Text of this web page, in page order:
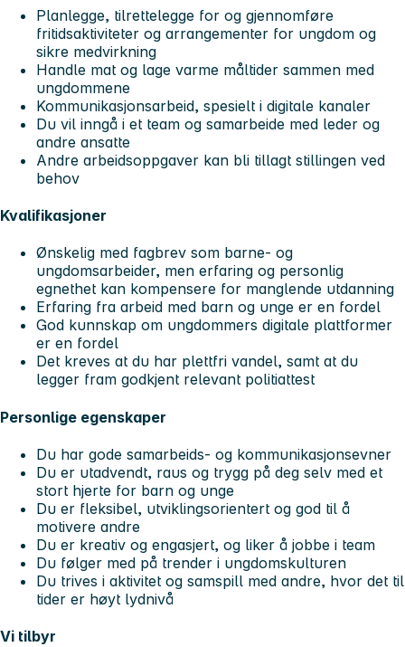
Planlegge, tilrettelegge for og gjennomføre
fritidsaktiviteter og arrangementer for ungdom og
sikre medvirkning
Handle mat og lage varme måltider sammen med
ungdommene
Kommunikasjonsarbeid, spesielt i digitale kanaler
Du vil inngå i et team og samarbeide med leder og
andre ansatte
Andre arbeidsoppgaver kan bli tillagt stillingen ved
behov
Kvalifikasjoner
Ønskelig med fagbrev som barne- og
ungdomsarbeider, men erfaring og personlig
egnethet kan kompensere for manglende utdanning
Erfaring fra arbeid med barn og unge er en fordel
God kunnskap om ungdommers digitale plattformer
er en fordel
Det kreves at du har plettfri vandel, samt at du
legger fram godkjent relevant politiattest
Personlige egenskaper
Du har gode samarbeids- og kommunikasjonsevner
Du er utadvendt, raus og trygg på deg selv med et
stort hjerte for barn og unge
Du er fleksibel, utviklingsorientert og god til å
motivere andre
Du er kreativ og engasjert, og liker å jobbe i team
Du følger med på trender i ungdomskulturen
Du trives i aktivitet og samspill med andre, hvor det til
tider er høyt lydnivå
Vi tilbyr